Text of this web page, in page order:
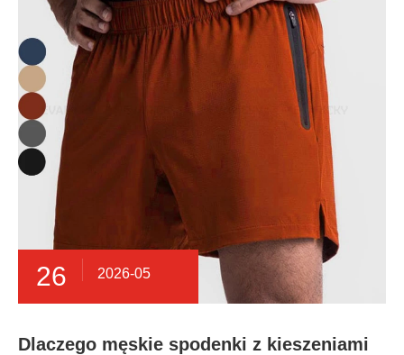
26 2026-05
Dlaczego męskie spodenki z kieszeniami